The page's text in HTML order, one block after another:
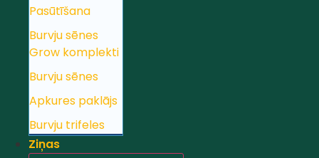
Pasūtīšana
Burvju sēnes
Grow komplekti
Burvju sēnes
Apkures paklājs
Burvju trifeles
Ziņas